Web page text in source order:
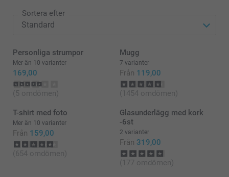
Sortera efter
Personliga strumpor
Mer än 10 varianter
169,00
(5 omdömen)
Mugg
7 varianter
Från 119,00
(1454 omdömen)
T-shirt med foto
Mer än 10 varianter
Från 159,00
(654 omdömen)
Glasunderlägg med kork
-6st
2 varianter
Från 319,00
(177 omdömen)